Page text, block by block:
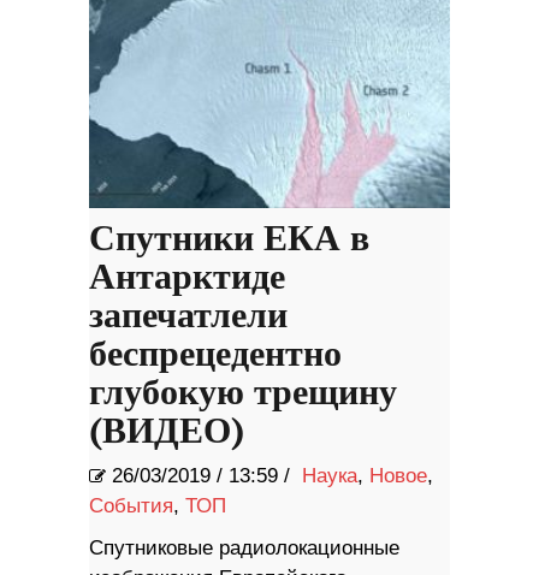
Спутники ЕКА в
Антарктиде
запечатлели
беспрецедентно
глубокую трещину
(ВИДЕО)
26/03/2019 / 13:59 / Наука, Новое,
События, ТОП
Спутниковые радиолокационные